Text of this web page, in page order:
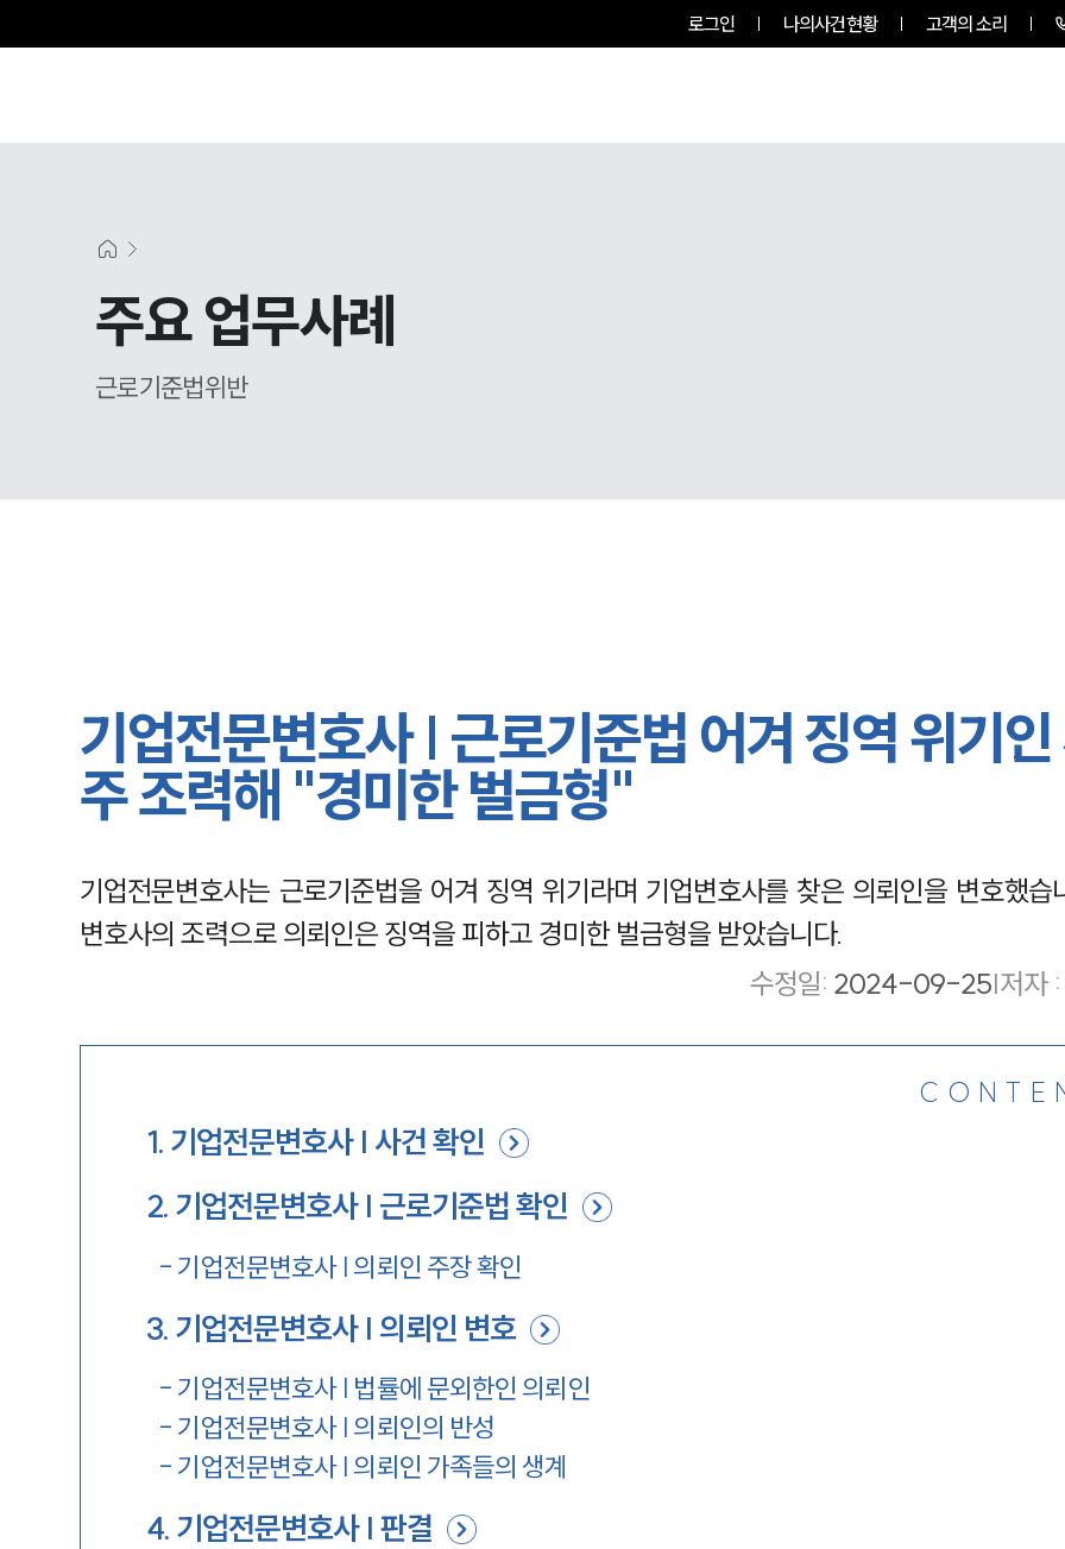
로그인 나의사건현황 고객의 소리
주요 업무사례
근로기준법위반
기업전문변호사 | 근로기준법 어겨 징역 위기인
주 조력해 "경미한 벌금형"
기업전문변호사는 근로기준법을 어겨 징역 위기라며 기업변호사를 찾은 의뢰인을 변호했습
변호사의 조력으로 의뢰인은 징역을 피하고 경미한 벌금형을 받았습니다.
수정일: 2024-09-25|저자 :
1. 기업전문변호사 | 사건 확인
2. 기업전문변호사 | 근로기준법 확인
- 기업전문변호사 | 의뢰인 주장 확인
3. 기업전문변호사 | 의뢰인 변호
- 기업전문변호사 | 법률에 문외한인 의뢰인
- 기업전문변호사 | 의뢰인의 반성
- 기업전문변호사 | 의뢰인 가족들의 생계
4. 기업전문변호사 | 판결